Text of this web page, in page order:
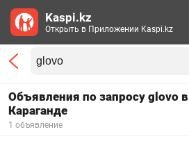
Объявления по запросу glovo в
Караганде
1 объявление
Kaspi.kz
Открыть в Приложении Kaspi.kz